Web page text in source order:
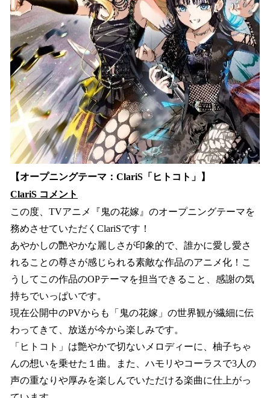
【オープニングテーマ：ClariS「ヒトコト」】
ClariS コメント
この度、TVアニメ『鬼の花嫁』のオープニングテーマを
務めさせていただくClariSです！
あやかしの艷やかな麗しさが印象的で、誰かに愛し愛さ
れることの尊さが感じられる素敵な作品のアニメ化！こ
うしてこの作品のOPテーマを担当できること、感謝の気
持ちでいっぱいです。
現在公開中のPVからも「鬼の花嫁」の世界観が繊細に伝
わってきて、放送が今から楽しみです。
「ヒトコト」は艶やかで切ないメロディーに、柚子ちゃ
んの想いを乗せた１曲。また、ハモリやコーラスで3人の
声の重なりや厚みを楽しんでいただける楽曲に仕上がっ